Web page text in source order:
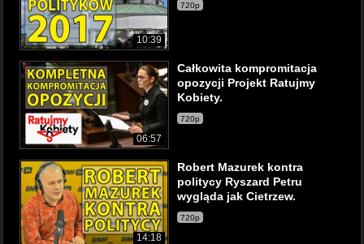
10:39
720p
06:57
Całkowita kompromitacja
opozycji Projekt Ratujmy
Kobiety.
720p
14:18
Robert Mazurek kontra
politycy Ryszard Petru
wygląda jak Cietrzew.
720p